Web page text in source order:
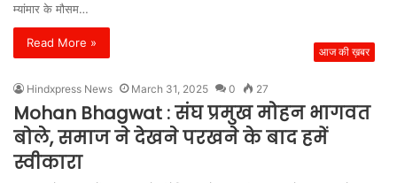
म्यांमार के मौसम…
Read More »
आज की ख़बर
Hindxpress News March 31, 2025 0 27
Mohan Bhagwat : संघ प्रमुख मोहन भागवत
बोले, समाज ने देखने परखने के बाद हमें
स्वीकारा